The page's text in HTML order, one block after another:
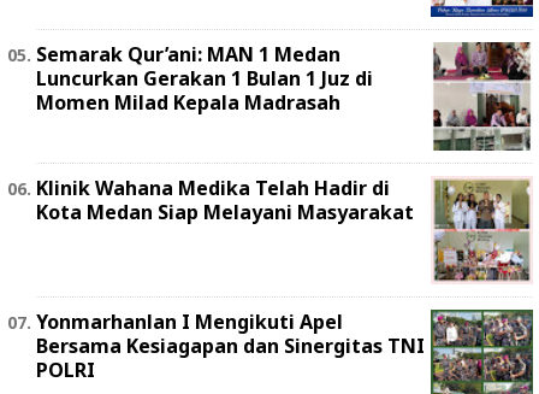
Semarak Qur’ani: MAN 1 Medan
Luncurkan Gerakan 1 Bulan 1 Juz di
Momen Milad Kepala Madrasah
Klinik Wahana Medika Telah Hadir di
Kota Medan Siap Melayani Masyarakat
Yonmarhanlan I Mengikuti Apel
Bersama Kesiagapan dan Sinergitas TNI
POLRI